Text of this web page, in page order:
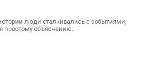
люди сталкивались с событиями,
простому объяснению.